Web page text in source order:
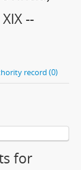
--
record (0)
for